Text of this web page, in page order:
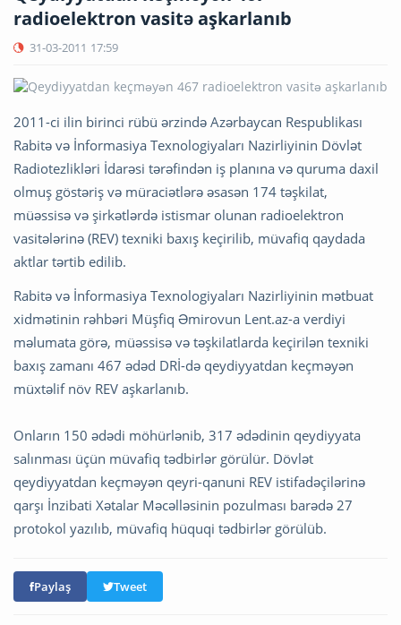
radioelektron vasitə aşkarlanıb
31-03-2011 17:59
2011-ci ilin birinci rübü ərzində Azərbaycan Respublikası
Rabitə və İnformasiya Texnologiyaları Nazirliyinin Dövlət
Radiotezlikləri İdarəsi tərəfindən iş planına və quruma daxil
olmuş göstəriş və müraciətlərə əsasən 174 təşkilat,
müəssisə və şirkətlərdə istismar olunan radioelektron
vasitələrinə (REV) texniki baxış keçirilib, müvafiq qaydada
aktlar tərtib edilib.
Rabitə və İnformasiya Texnologiyaları Nazirliyinin mətbuat
xidmətinin rəhbəri Müşfiq Əmirovun Lent.az-a verdiyi
məlumata görə, müəssisə və təşkilatlarda keçirilən texniki
baxış zamanı 467 ədəd DRİ-də qeydiyyatdan keçməyən
müxtəlif növ REV aşkarlanıb.
Onların 150 ədədi möhürlənib, 317 ədədinin qeydiyyata
salınması üçün müvafiq tədbirlər görülür. Dövlət
qeydiyyatdan keçməyən qeyri-qanuni REV istifadəçilərinə
qarşı İnzibati Xətalar Məcəlləsinin pozulması barədə 27
protokol yazılıb, müvafiq hüquqi tədbirlər görülüb.
Paylaş Tweet